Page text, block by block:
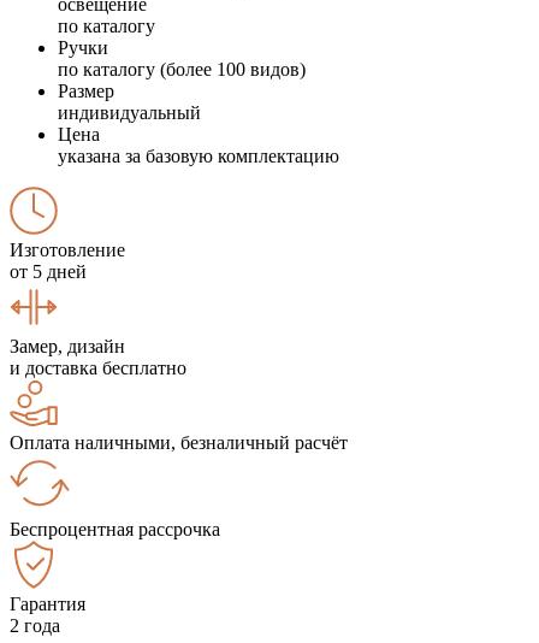
по каталогу
Ручки
по каталогу (более 100 видов)
Размер
индивидуальный
Цена
указана за базовую комплектацию
Изготовление
от 5 дней
Замер, дизайн
и доставка бесплатно
Оплата наличными, безналичный расчёт
Беспроцентная рассрочка
Гарантия
2 года